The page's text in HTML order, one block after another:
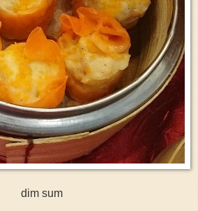
dim sum